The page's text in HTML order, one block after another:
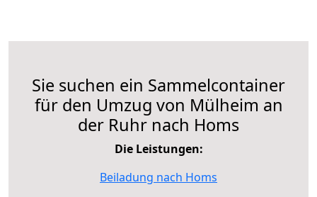
Sie suchen ein Sammelcontainer
für den Umzug von Mülheim an
der Ruhr nach Homs
Die Leistungen:
Beiladung nach Homs